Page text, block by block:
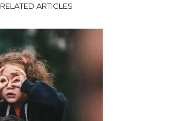
RELATED ARTICLES